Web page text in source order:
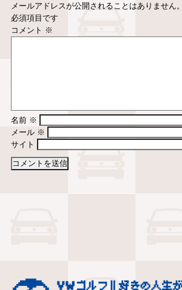
メールアドレスが公開されることはありません。
必須項目です
コメント ※
名前 ※
メール ※
サイト